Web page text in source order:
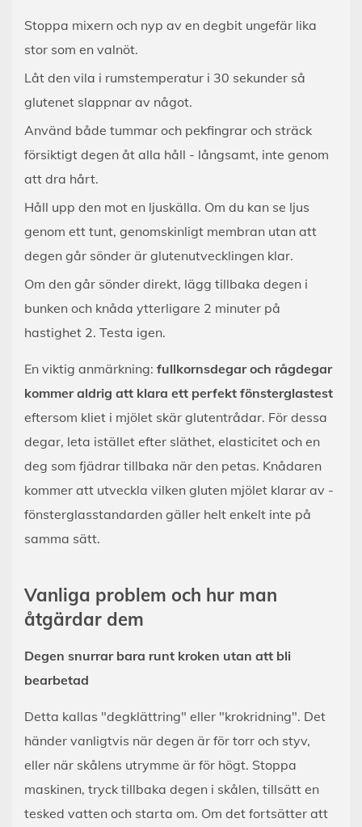
Stoppa mixern och nyp av en degbit ungefär lika
stor som en valnöt.
Låt den vila i rumstemperatur i 30 sekunder så
glutenet slappnar av något.
Använd både tummar och pekfingrar och sträck
försiktigt degen åt alla håll - långsamt, inte genom
att dra hårt.
Håll upp den mot en ljuskälla. Om du kan se ljus
genom ett tunt, genomskinligt membran utan att
degen går sönder är glutenutvecklingen klar.
Om den går sönder direkt, lägg tillbaka degen i
bunken och knåda ytterligare 2 minuter på
hastighet 2. Testa igen.
En viktig anmärkning: fullkornsdegar och rågdegar
kommer aldrig att klara ett perfekt fönsterglastest
eftersom kliet i mjölet skär glutentrådar. För dessa
degar, leta istället efter släthet, elasticitet och en
deg som fjädrar tillbaka när den petas. Knådaren
kommer att utveckla vilken gluten mjölet klarar av -
fönsterglasstandarden gäller helt enkelt inte på
samma sätt.
Vanliga problem och hur man
åtgärdar dem
Degen snurrar bara runt kroken utan att bli
bearbetad
Detta kallas "degklättring" eller "krokridning". Det
händer vanligtvis när degen är för torr och styv,
eller när skålens utrymme är för högt. Stoppa
maskinen, tryck tillbaka degen i skålen, tillsätt en
tesked vatten och starta om. Om det fortsätter att